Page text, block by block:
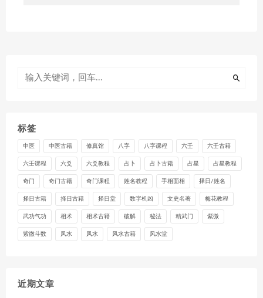
标签
中医 中医古籍 修真馆 八字 八字课程 六壬 六壬古籍
六壬课程 六爻 六爻教程 占卜 占卜古籍 占星 占星教程
奇门 奇门古籍 奇门课程 姓名教程 手相面相 择日/姓名
择日古籍 择日古籍 择日堂 数字机凶 文史名著 梅花教程
武功气功 相术 相术古籍 破解 秘法 精武门 紫微
紫微斗数 风水 风水 风水古籍 风水堂
近期文章